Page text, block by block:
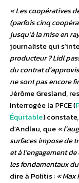
« Les coopératives
(parfois cinq
jusqu’à la mise en
journaliste qui
producteur ? Lidl
du contrat
ne sont pas encore
Jérôme Gresland,
Interrogée la PFCE (
Équitable)
d’Andlau, que «
surfaces impose de
et à l’engagement
les fondamentaux
dire à Politis :« Max